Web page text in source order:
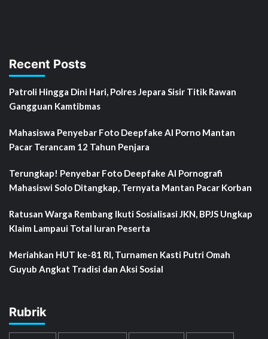
Recent Posts
Patroli Hingga Dini Hari, Polres Jepara Sisir Titik Rawan
Gangguan Kamtibmas
Mahasiswa Penyebar Foto Deepfake AI Porno Mantan
Pacar Terancam 12 Tahun Penjara
Terungkap! Penyebar Foto Deepfake AI Pornografi
Mahasiswi Solo Ditangkap, Ternyata Mantan Pacar Korban
Ratusan Warga Rembang Ikuti Sosialisasi JKN, BPJS Ungkap
Klaim Lampaui Total Iuran Peserta
Meriahkan HUT ke-81 RI, Turnamen Kasti Putri Omah
Guyub Angkat Tradisi dan Aksi Sosial
Rubrik